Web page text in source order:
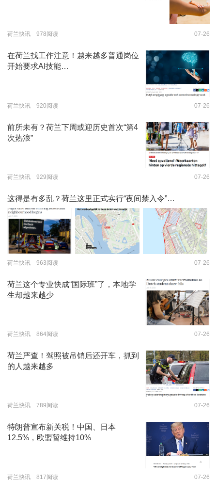
荷兰快讯 978阅读 07-26
在荷兰找工作注意！越来越多普通岗位
开始要求AI技能…
荷兰快讯 920阅读 07-26
前所未有？荷兰下周或迎历史首次“第4
次热浪”
荷兰快讯 929阅读 07-26
这得是有多乱？荷兰这里正式实行“夜间禁入令”…
荷兰快讯 963阅读 07-26
荷兰这个专业快成“国际班”了，本地学
生却越来越少
荷兰快讯 864阅读 07-26
荷兰严查！驾照被吊销后还开车，抓到
的人越来越多
荷兰快讯 789阅读 07-26
特朗普宣布新关税！中国、日本
12.5%，欧盟暂维持10%
荷兰快讯 817阅读 07-26